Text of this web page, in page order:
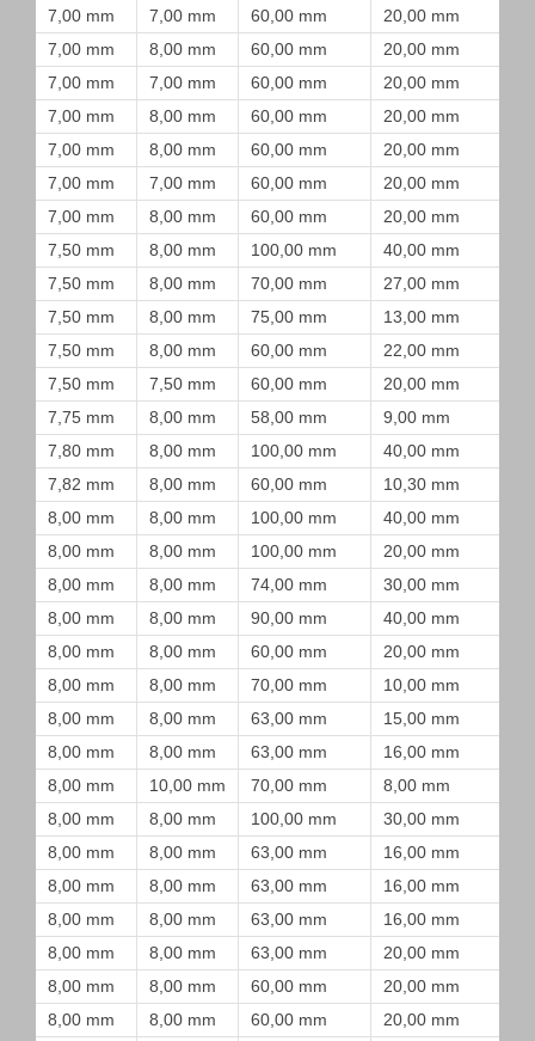
7,00 mm 7,00 mm 60,00 mm
20,00 mm
7,00 mm
8,00 mm 60,00 mm
20,00 mm
7,00 mm
7,00 mm 60,00 mm
20,00 mm
7,00 mm
8,00 mm 60,00 mm
20,00 mm
7,00 mm
8,00 mm 60,00 mm
20,00 mm
7,00 mm
7,00 mm 60,00 mm
20,00 mm
7,00 mm
8,00 mm 60,00 mm
20,00 mm
7,50 mm
8,00 mm 100,00 mm
40,00 mm
7,50 mm
8,00 mm 70,00 mm
27,00 mm
7,50 mm
8,00 mm 75,00 mm
13,00 mm
7,50 mm
8,00 mm 60,00 mm
22,00 mm
7,50 mm
7,50 mm 60,00 mm
20,00 mm
7,75 mm
8,00 mm 58,00 mm
9,00 mm
7,80 mm
8,00 mm 100,00 mm
40,00 mm
7,82 mm
8,00 mm 60,00 mm
10,30 mm
8,00 mm
8,00 mm 100,00 mm
40,00 mm
8,00 mm
8,00 mm 100,00 mm
20,00 mm
8,00 mm
8,00 mm 74,00 mm
30,00 mm
8,00 mm
8,00 mm 90,00 mm
40,00 mm
8,00 mm
8,00 mm 60,00 mm
20,00 mm
8,00 mm
8,00 mm 70,00 mm
10,00 mm
8,00 mm
8,00 mm 63,00 mm
15,00 mm
8,00 mm
8,00 mm 63,00 mm
16,00 mm
8,00 mm
10,00 mm 70,00 mm
8,00 mm
8,00 mm
8,00 mm 100,00 mm
30,00 mm
8,00 mm
8,00 mm 63,00 mm
16,00 mm
8,00 mm
8,00 mm 63,00 mm
16,00 mm
8,00 mm
8,00 mm 63,00 mm
16,00 mm
8,00 mm
8,00 mm 63,00 mm
20,00 mm
8,00 mm
8,00 mm 60,00 mm
20,00 mm
8,00 mm
8,00 mm 60,00 mm
20,00 mm